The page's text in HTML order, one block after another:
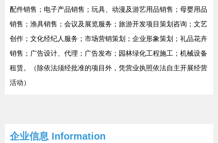
配件销售；电子产品销售；玩具、动漫及游艺用品销售；母婴用品
销售；渔具销售；会议及展览服务；旅游开发项目策划咨询；文艺
创作；文化经纪人服务；市场营销策划；企业形象策划；礼品花卉
销售；广告设计、代理；广告发布；园林绿化工程施工；机械设备
租赁。（除依法须经批准的项目外，凭营业执照依法自主开展经营
活动）
企业信息 Information